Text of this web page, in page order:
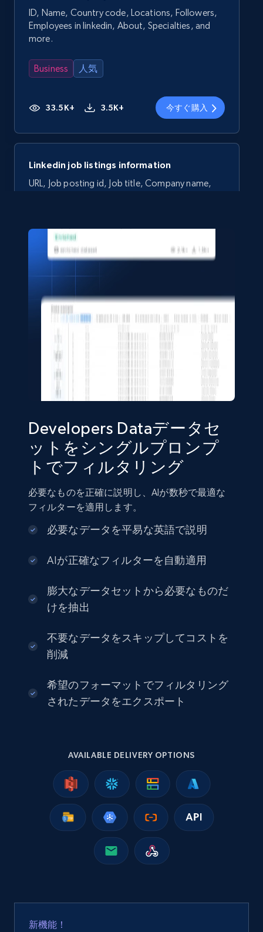
ID, Name, Country code, Locations, Followers,
Employees in linkedin, About, Specialties, and
more.
Business 人気
33.5K+ 3.5K+ 今すぐ購入
Linkedin job listings information
URL, Job posting id, Job title, Company name,
Business
15.3K+
LinkedIn posts
URL, ID, User id, Use url, Title, Headline, Post
text, Date posted, and more.
Social media
11.3K+ 1.5K+ 今すぐ購入
LinkedIn profiles Jobs Listings
URL, Linkedin id, Name, About, Position,
Optional jobs, Country code, Experience, and
more.
Business
3.1K+
Developers Dataデータセ
ットをシングルプロンプ
トでフィルタリング
必要なものを正確に説明し、AIが数秒で最適な
フィルターを適用します。
必要なデータを平易な英語で説明
AIが正確なフィルターを自動適用
膨大なデータセットから必要なものだ
けを抽出
不要なデータをスキップしてコストを
削減
希望のフォーマットでフィルタリング
されたデータをエクスポート
AVAILABLE DELIVERY OPTIONS
新機能！